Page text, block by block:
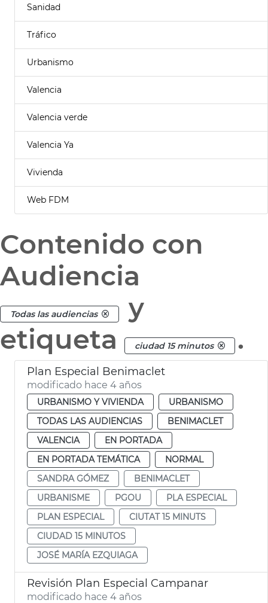
Sanidad
Tráfico
Urbanismo
Valencia
Valencia verde
Valencia Ya
Vivienda
Web FDM
Contenido con
Audiencia
Todas las audiencias
y
etiqueta
ciudad 15 minutos .
Plan Especial Benimaclet
modificado hace 4 años
URBANISMO Y VIVIENDA
URBANISMO
TODAS LAS AUDIENCIAS
BENIMACLET
VALENCIA
EN PORTADA
EN PORTADA TEMÁTICA
NORMAL
SANDRA GÓMEZ
BENIMACLET
URBANISME
PGOU
PLA ESPECIAL
PLAN ESPECIAL
CIUTAT 15 MINUTS
CIUDAD 15 MINUTOS
JOSÉ MARÍA EZQUIAGA
Revisión Plan Especial Campanar
modificado hace 4 años